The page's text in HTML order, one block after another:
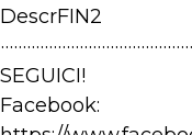
DescrFIN2
SEGUICI!
Facebook: